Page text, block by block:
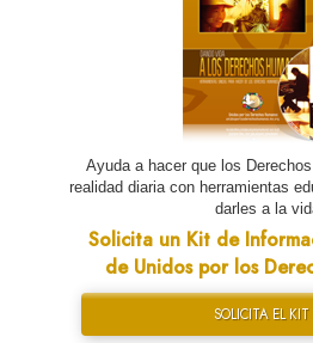
Ayuda a hacer que los
realidad diaria con herramientas
darles a la
Solicita un Kit de
de Unidos por los
SOLICITA EL KIT